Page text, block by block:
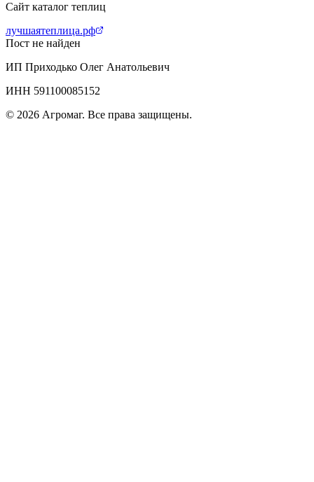
Сайт каталог теплиц
лучшаятеплица.рф
Пост не найден
ИП Приходько Олег Анатольевич
ИНН 591100085152
© 2026 Агромаг. Все права защищены.